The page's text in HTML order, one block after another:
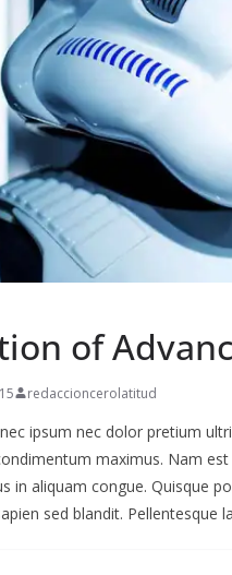
of
redaccioncerolatitud
ipsum nec dolor pretium
maximus. Nam
in aliquam congue. Quisque
sed blandit. Pellentesque